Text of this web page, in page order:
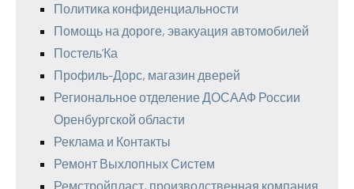
Политика конфиденциальности
Помощь на дороге, эвакуация автомобилей
Постель’Ка
Профиль-Дорс, магазин дверей
Региональное отделение ДОСААФ России
Оренбургской области
Реклама и Контакты
Ремонт Выхлопных Систем
Ремстройпласт, производственная компания